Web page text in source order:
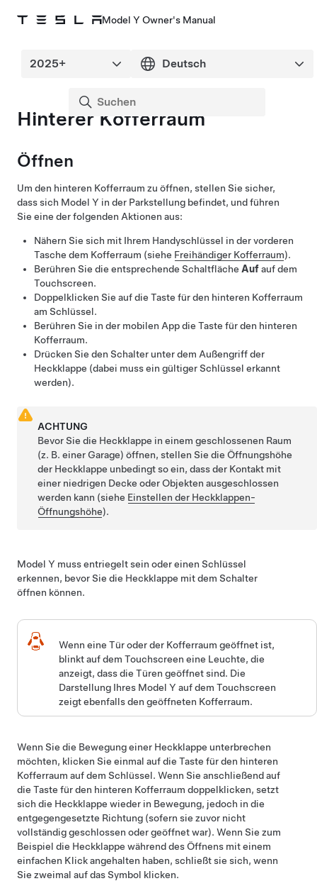
Model Y Owner's Manual
Hinterer Kofferraum
Öffnen
Um den hinteren Kofferraum zu öffnen, stellen Sie sicher,
dass sich Model Y in der Parkstellung befindet, und führen
Sie eine der folgenden Aktionen aus:
Nähern Sie sich mit Ihrem Handyschlüssel in der vorderen
Tasche dem Kofferraum (siehe Freihändiger Kofferraum).
Berühren Sie die entsprechende Schaltfläche Aufauf dem
Touchscreen.
Doppelklicken Sie auf die Taste für den hinteren Kofferraum
am Schlüssel.
Berühren Sie in der mobilen App die Taste für den hinteren
Kofferraum.
Drücken Sie den Schalter unter dem Außengriff der
Heckklappe (dabei muss ein gültiger Schlüssel erkannt
werden).
ACHTUNG
Bevor Sie die Heckklappe in einem geschlossenen Raum
(z. B. einer Garage) öffnen, stellen Sie die Öffnungshöhe
der Heckklappe unbedingt so ein, dass der Kontakt mit
einer niedrigen Decke oder Objekten ausgeschlossen
werden kann (siehe Einstellen der Heckklappen-
Öffnungshöhe).
Model Y muss entriegelt sein oder einen Schlüssel
erkennen, bevor Sie die Heckklappe mit dem Schalter
öffnen können.
Wenn eine Tür oder der Kofferraum geöffnet ist,
blinkt auf dem Touchscreen eine Leuchte, die
anzeigt, dass die Türen geöffnet sind. Die
Darstellung Ihres Model Y auf dem Touchscreen
zeigt ebenfalls den geöffneten Kofferraum.
Wenn Sie die Bewegung einer Heckklappe unterbrechen
möchten, klicken Sie einmal auf die Taste für den hinteren
Kofferraum auf dem Schlüssel. Wenn Sie anschließend auf
die Taste für den hinteren Kofferraum doppelklicken, setzt
sich die Heckklappe wieder in Bewegung, jedoch in die
entgegengesetzte Richtung (sofern sie zuvor nicht
vollständig geschlossen oder geöffnet war). Wenn Sie zum
Beispiel die Heckklappe während des Öffnens mit einem
einfachen Klick angehalten haben, schließt sie sich, wenn
Sie zweimal auf das Symbol klicken.